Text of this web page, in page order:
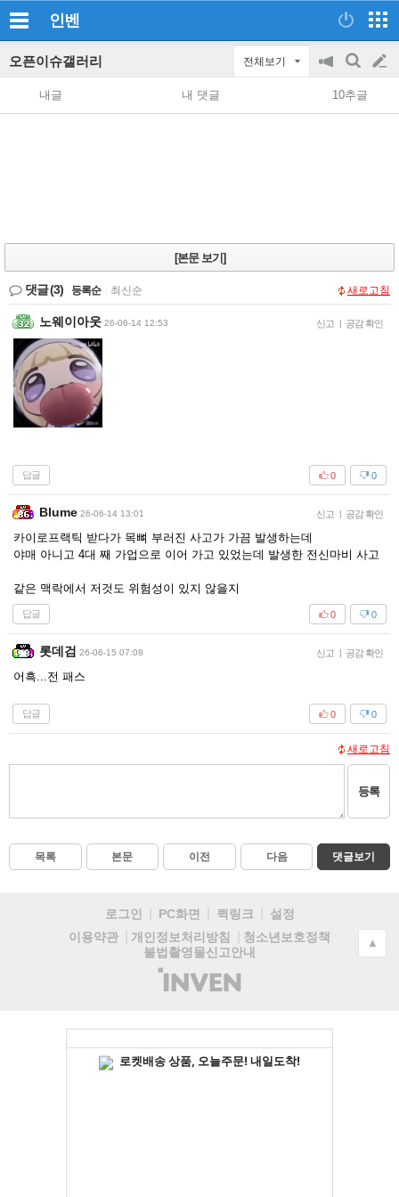
인벤
오픈이슈갤러리 전체보기
공
지
on/off
검
색
글
쓰
내글 내 댓글 10추글
[본문 보기]
댓글(3) 등록순 최신순 새로고침
노웨이아웃 26-06-14 12:53 신고 | 공감 확인
답글 0
0
Blume 26-06-14 13:01 신고 | 공감 확인
카이로프랙틱 받다가 목뼈 부러진 사고가 가끔 발생하는데
야매 아니고 4대 째 가업으로 이어 가고 있었는데 발생한 전신마비 사고
같은 맥락에서 저것도 위험성이 있지 않을지
답글 0
0
롯데검 26-06-15 07:08 신고 | 공감 확인
어흑...전 패스
답글 0
0
새로고침
등록
목록 본문 이전 다음 댓글보기
로그인 PC화면 퀵링크
설정
이용약관
개인정보처리방침
청소년보호정책
불법촬영물신고안내
(주)
인
▲